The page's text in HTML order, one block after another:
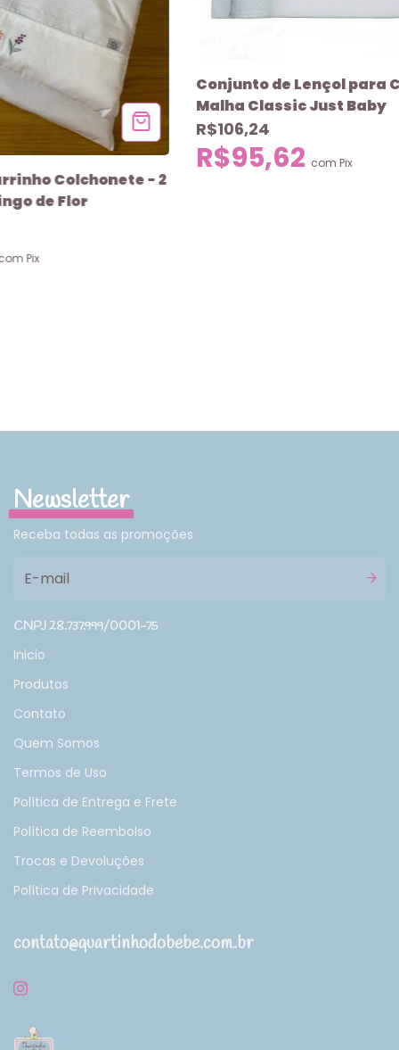
Colchonete - 2
de Flor
Pix
Conjunto de Lençol para
Malha Classic Just Baby
R$106,24
R$95,62 com Pix
Newsletter
Receba todas as promoções
CNPJ 28.737.999/0001-75
Inicio
Produtos
Contato
Quem Somos
Termos de Uso
Política de Entrega e Frete
Política de Reembolso
Trocas e Devoluções
Política de Privacidade
contato@quartinhodobebe.com.br